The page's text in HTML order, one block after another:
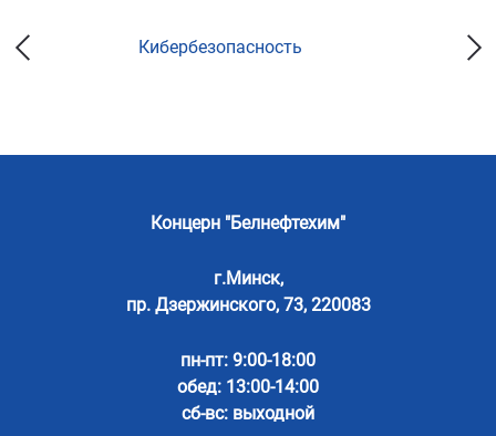
Кибербезопасность
Концерн "Белнефтехим"
г.Минск,
пр. Дзержинского, 73, 220083
пн-пт: 9:00-18:00
обед: 13:00-14:00
сб-вс: выходной